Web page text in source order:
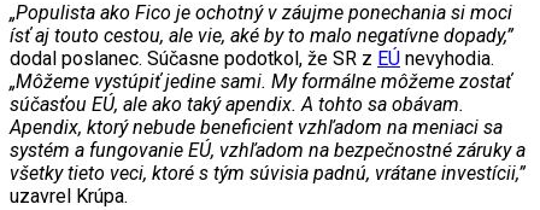
„Populista ako Fico je ochotný v záujme ponechania si moci
ísť aj touto cestou, ale vie, aké by to malo negatívne dopady,”
dodal poslanec. Súčasne podotkol, že SR z EÚ nevyhodia.
„Môžeme vystúpiť jedine sami. My formálne môžeme zostať
súčasťou EÚ, ale ako taký apendix. A tohto sa obávam.
Apendix, ktorý nebude beneficient vzhľadom na meniaci sa
systém a fungovanie EÚ, vzhľadom na bezpečnostné záruky a
všetky tieto veci, ktoré s tým súvisia padnú, vrátane investícii,”
uzavrel Krúpa.